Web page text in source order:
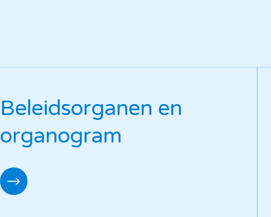
Beleidsorganen en
organogram